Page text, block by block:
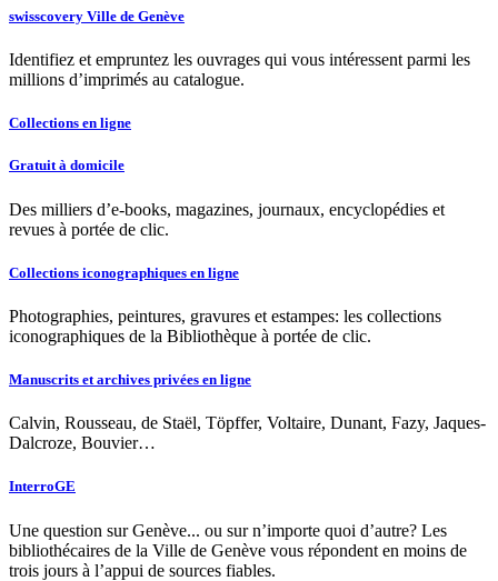
swisscovery Ville de Genève
Identifiez et empruntez les ouvrages qui vous intéressent parmi les
millions d’imprimés au catalogue.
Collections en ligne
Gratuit à domicile
Des milliers d’e-books, magazines, journaux, encyclopédies et
revues à portée de clic.
Collections iconographiques en ligne
Photographies, peintures, gravures et estampes: les collections
iconographiques de la Bibliothèque à portée de clic.
Manuscrits et archives privées en ligne
Calvin, Rousseau, de Staël, Töpffer, Voltaire, Dunant, Fazy, Jaques-
Dalcroze, Bouvier…
InterroGE
Une question sur Genève... ou sur n’importe quoi d’autre? Les
bibliothécaires de la Ville de Genève vous répondent en moins de
trois jours à l’appui de sources fiables.